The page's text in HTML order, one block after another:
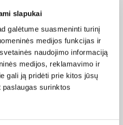
slapukai
galėtume suasmeninti turinį
medijos funkcijas ir
naudojimo informaciją
medijos, reklamavimo ir
gali ją pridėti prie kitos jūsų
paslaugas surinktos
kelis variantus, įvertinti jų
pasirinktą prekę internetu.
prekes nuo 150 Eur įsigyti su
todėl pirkti išsimokėtinai galima
Užsakymus pristatome visoje
kainuoja nuo 2,29 €, o
pristatoma nemokamai.
nuo 2,99 €. Jei prekė yra
per 1–2 darbo dienas, o tikslų
prekės puslapyje.